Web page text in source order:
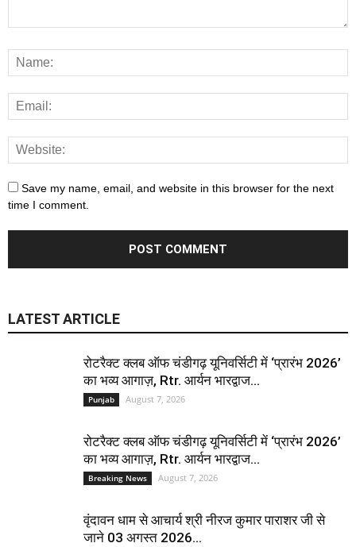
Save my name, email, and website in this browser for the next
time I comment.
LATEST ARTICLE
रोटरैक्ट क्लब ऑफ चंडीगढ़ यूनिवर्सिटी में ‘प्रारंभ 2026’
का भव्य आगाज़, Rtr. आर्यन भारद्वाज...
Punjab August 7, 2026
रोटरैक्ट क्लब ऑफ चंडीगढ़ यूनिवर्सिटी में ‘प्रारंभ 2026’
का भव्य आगाज़, Rtr. आर्यन भारद्वाज...
Breaking News August 7, 2026
वृंदावन धाम से आचार्य श्री नीरज कुमार पाराशर जी से
जाने 03 अगस्त 2026...